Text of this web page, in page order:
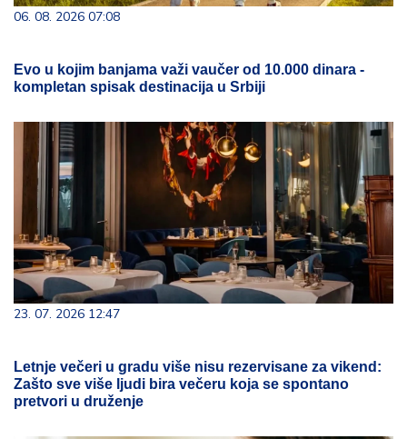
06. 08. 2026 07:08
Evo u kojim banjama važi vaučer od 10.000 dinara -
kompletan spisak destinacija u Srbiji
23. 07. 2026 12:47
Letnje večeri u gradu više nisu rezervisane za vikend:
Zašto sve više ljudi bira večeru koja se spontano
pretvori u druženje